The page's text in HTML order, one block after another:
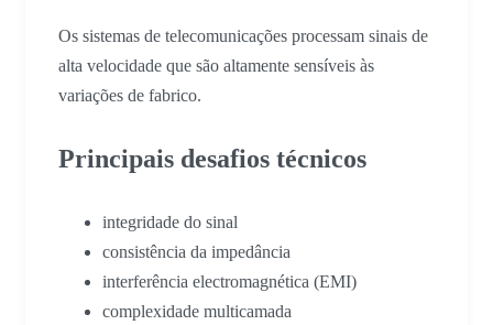
Os sistemas de telecomunicações processam sinais de
alta velocidade que são altamente sensíveis às
variações de fabrico.
Principais desafios técnicos
integridade do sinal
consistência da impedância
interferência electromagnética (EMI)
complexidade multicamada